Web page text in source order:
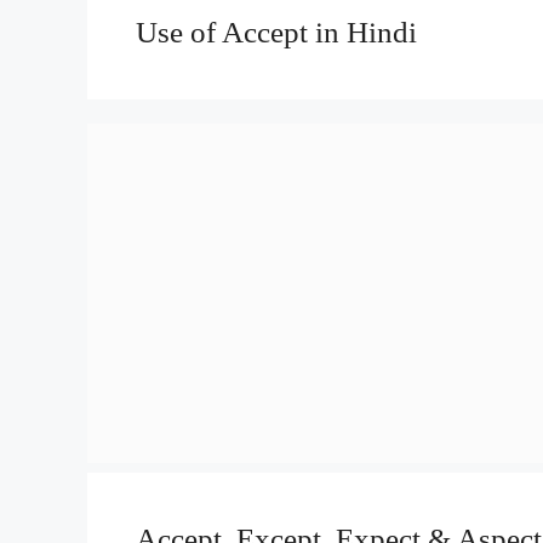
Use of Accept in Hindi